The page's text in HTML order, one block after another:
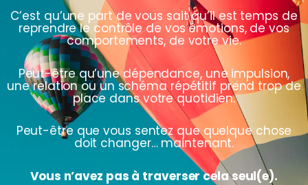
C’est qu’une part de vous sait qu’il est temps de
reprendre le contrôle de vos émotions, de vos
comportements, de votre vie.
Peut-être qu’une dépendance, une impulsion,
une relation ou un schéma répétitif prend trop de
place dans votre quotidien.
Peut-être que vous sentez que quelque chose
doit changer… maintenant.
Vous n’avez pas à traverser cela seul(e).